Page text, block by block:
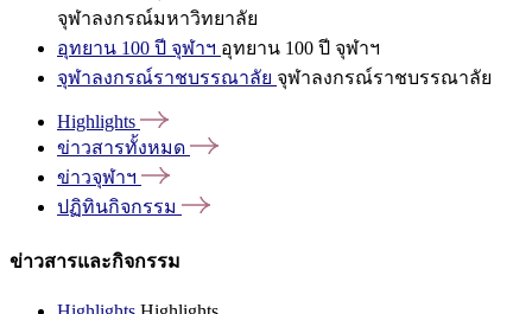
จุฬาลงกรณ์มหาวิทยาลัย
อุทยาน 100 ปี จุฬาฯ อุทยาน 100 ปี จุฬาฯ
จุฬาลงกรณ์ราชบรรณาลัย จุฬาลงกรณ์ราชบรรณาลัย
Highlights
ข่าวสารทั้งหมด
ข่าวจุฬาฯ
ปฏิทินกิจกรรม
ข่าวสารและกิจกรรม